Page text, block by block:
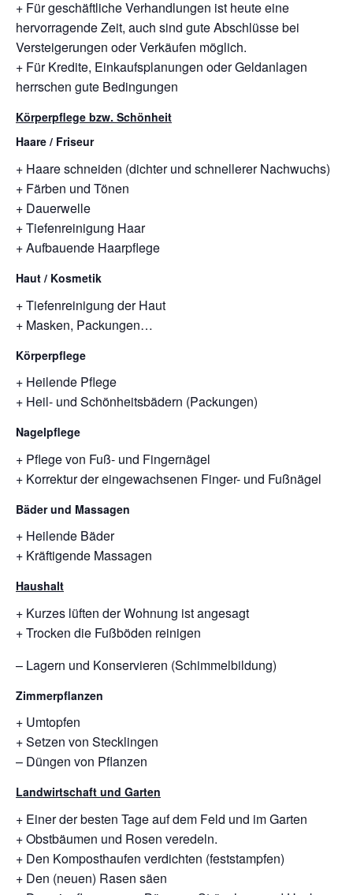
+ Für geschäftliche Verhandlungen ist heute eine
hervorragende Zeit, auch sind gute Abschlüsse bei
Versteigerungen oder Verkäufen möglich.
+ Für Kredite, Einkaufsplanungen oder Geldanlagen
herrschen gute Bedingungen
Körperpflege bzw. Schönheit
Haare / Friseur
+ Haare schneiden (dichter und schnellerer Nachwuchs)
+ Färben und Tönen
+ Dauerwelle
+ Tiefenreinigung Haar
+ Aufbauende Haarpflege
Haut / Kosmetik
+ Tiefenreinigung der Haut
+ Masken, Packungen…
Körperpflege
+ Heilende Pflege
+ Heil- und Schönheitsbädern (Packungen)
Nagelpflege
+ Pflege von Fuß- und Fingernägel
+ Korrektur der eingewachsenen Finger- und Fußnägel
Bäder und Massagen
+ Heilende Bäder
+ Kräftigende Massagen
Haushalt
+ Kurzes lüften der Wohnung ist angesagt
+ Trocken die Fußböden reinigen
– Lagern und Konservieren (Schimmelbildung)
Zimmerpflanzen
+ Umtopfen
+ Setzen von Stecklingen
– Düngen von Pflanzen
Landwirtschaft und Garten
+ Einer der besten Tage auf dem Feld und im Garten
+ Obstbäumen und Rosen veredeln.
+ Den Komposthaufen verdichten (feststampfen)
+ Den (neuen) Rasen säen